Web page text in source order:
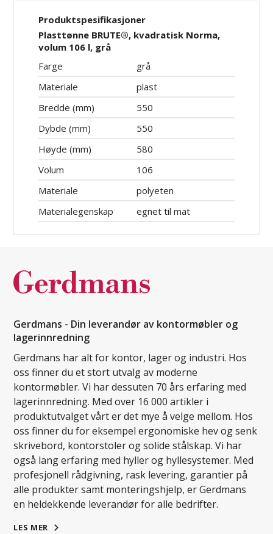
Produktspesifikasjoner
Plasttønne BRUTE®, kvadratisk Norma,
volum 106 l, grå
Farge
grå
Materiale
plast
Bredde (mm)
550
Dybde (mm)
550
Høyde (mm)
580
Volum
106
Materiale
polyeten
Materialegenskap
egnet til mat
Gerdmans - Din leverandør av kontormøbler og
lagerinnredning
Gerdmans har alt for kontor, lager og industri. Hos
oss finner du et stort utvalg av moderne
kontormøbler. Vi har dessuten 70 års erfaring med
lagerinnredning. Med over 16 000 artikler i
produktutvalget vårt er det mye å velge mellom. Hos
oss finner du for eksempel ergonomiske hev og senk
skrivebord, kontorstoler og solide stålskap. Vi har
også lang erfaring med hyller og hyllesystemer. Med
profesjonell rådgivning, rask levering, garantier på
alle produkter samt monteringshjelp, er Gerdmans
en heldekkende leverandør for alle bedrifter.
LES MER